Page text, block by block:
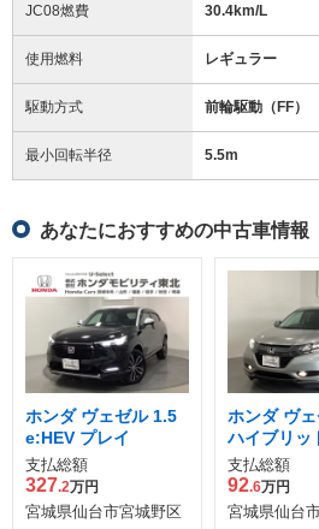
JC08燃費 30.4km/L
使用燃料 レギュラー
駆動方式 前輪駆動（FF）
最小回転半径 5.5m
あなたにおすすめの中古車情報
ホンダ ヴェゼル 1.5
e:HEV プレイ
支払総額
327.2万円
宮城県仙台市宮城野区
ホンダ ヴ
ハイブリッ
支払総額
92.6万円
宮城県仙台